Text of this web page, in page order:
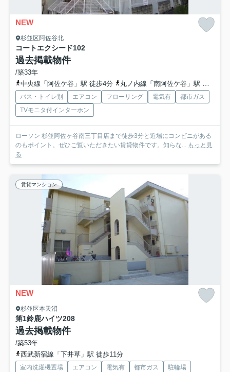
NEW
杉並区阿佐谷北
コートエクシード102
過去掲載物件
/築33年
中央線「阿佐ケ谷」駅 徒歩4分
丸ノ内線「南阿佐ケ谷」駅 徒歩12分
バス・トイレ別 エアコン フローリング 電気有
都市ガス
TVモニタ付インターホン
ローソン 杉並阿佐ヶ谷南三丁目店まで徒歩3分と近場にコンビニがある
のもポイント。ぜひご覧いただきたい賃貸物件です。知らな... もっと見
る
賃貸マンション
NEW
杉並区本天沼
第1鈴鹿ハイツ208
過去掲載物件
/築53年
西武新宿線「下井草」駅 徒歩11分
室内洗濯機置場 エアコン 電気有 都市ガス
駐輪場